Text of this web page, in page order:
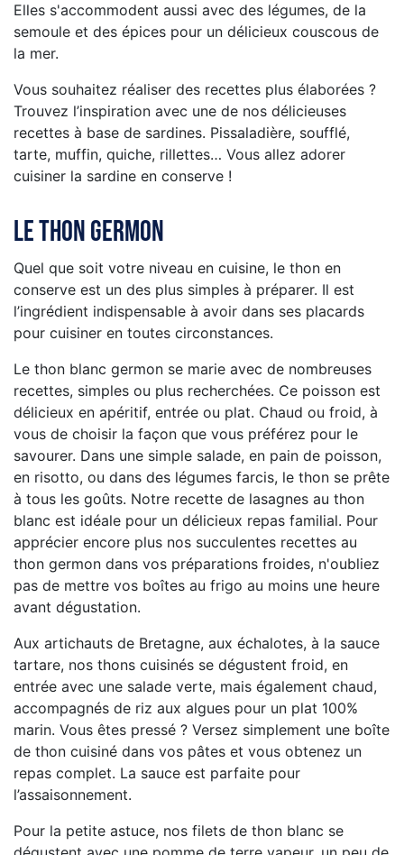
Elles s'accommodent aussi avec des légumes, de la
semoule et des épices pour un délicieux couscous de
la mer.
Vous souhaitez réaliser des recettes plus élaborées ?
Trouvez l’inspiration avec une de nos délicieuses
recettes à base de sardines. Pissaladière, soufflé,
tarte, muffin, quiche, rillettes… Vous allez adorer
cuisiner la sardine en conserve !
Le thon germon
Quel que soit votre niveau en cuisine, le thon en
conserve est un des plus simples à préparer. Il est
l’ingrédient indispensable à avoir dans ses placards
pour cuisiner en toutes circonstances.
Le thon blanc germon se marie avec de nombreuses
recettes, simples ou plus recherchées. Ce poisson est
délicieux en apéritif, entrée ou plat. Chaud ou froid, à
vous de choisir la façon que vous préférez pour le
savourer. Dans une simple salade, en pain de poisson,
en risotto, ou dans des légumes farcis, le thon se prête
à tous les goûts. Notre recette de lasagnes au thon
blanc est idéale pour un délicieux repas familial. Pour
apprécier encore plus nos succulentes recettes au
thon germon dans vos préparations froides, n'oubliez
pas de mettre vos boîtes au frigo au moins une heure
avant dégustation.
Aux artichauts de Bretagne, aux échalotes, à la sauce
tartare, nos thons cuisinés se dégustent froid, en
entrée avec une salade verte, mais également chaud,
accompagnés de riz aux algues pour un plat 100%
marin. Vous êtes pressé ? Versez simplement une boîte
de thon cuisiné dans vos pâtes et vous obtenez un
repas complet. La sauce est parfaite pour
l’assaisonnement.
Pour la petite astuce, nos filets de thon blanc se